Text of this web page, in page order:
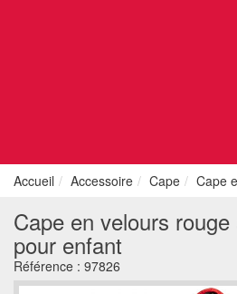
Accueil Accessoire Cape Cape
Cape en velours
pour enfant
Référence : 97826